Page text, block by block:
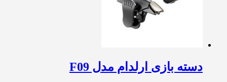
دسته بازی ارلدام مدل F09